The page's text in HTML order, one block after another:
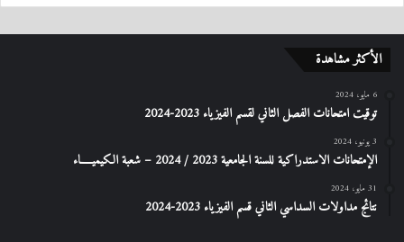
الأكثر مشاهدة
6 مايو، 2024
توقيت امتحانات الفصل الثاني لقسم الفيزياء 2023-2024
3 يونيو، 2024
الإمتحانات الاستدراكیة للسنة الجامعیة 2023 / 2024 – شعبة الكیمیـــــاء
31 مايو، 2024
نتائج مداولات السداسي الثاني قسم الفيزياء 2023-2024